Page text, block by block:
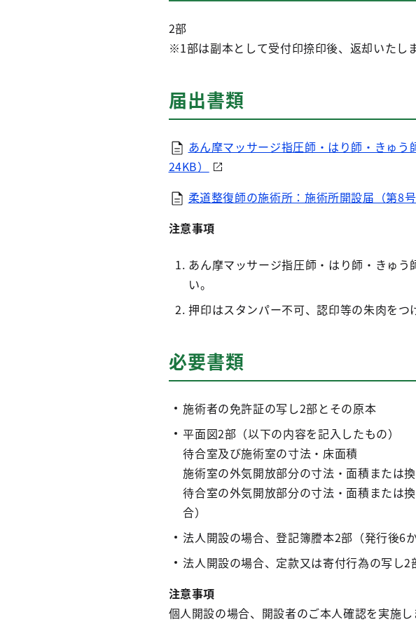
2部
※1部は副本として受付印捺印後、返却いたしま
届出書類
あん摩マッサージ指圧師・はり師・きゅ
24KB）
柔道整復師の施術所：施術所開設届（第8
注意事項
あん摩マッサージ指圧師・はり師・きゅ
い。
押印はスタンパー不可、認印等の朱肉をつ
必要書類
施術者の免許証の写し2部とその原本
平面図2部（以下の内容を記入したもの）
待合室及び施術室の寸法・床面積
施術室の外気開放部分の寸法・面積または
待合室の外気開放部分の寸法・面積または
合）
法人開設の場合、登記簿謄本2部（発行後6
法人開設の場合、定款又は寄付行為の写し2
注意事項
個人開設の場合、開設者のご本人確認を実施